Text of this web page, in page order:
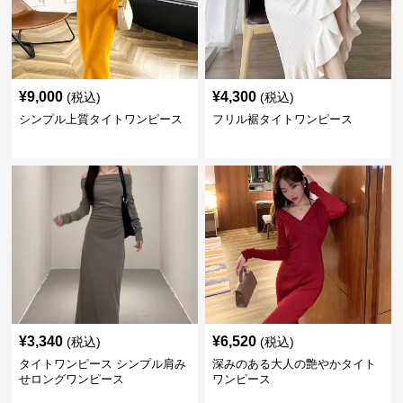
¥9,000 (税込)
シンプル上質タイトワンピース
¥4,300 (税込)
フリル裾タイトワンピース
¥3,340 (税込)
タイトワンピース シンプル肩み
せロングワンピース
¥6,520 (税込)
深みのある大人の艶やかタイト
ワンピース